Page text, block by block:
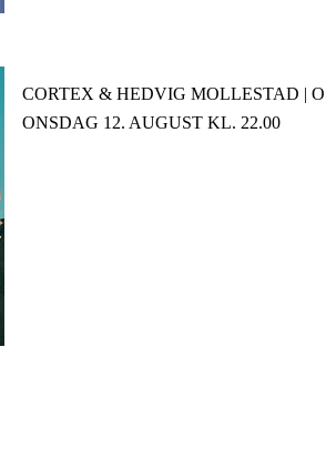
CORTEX & HEDVIG MOLLESTAD |
ONSDAG 12. AUGUST KL. 22.00